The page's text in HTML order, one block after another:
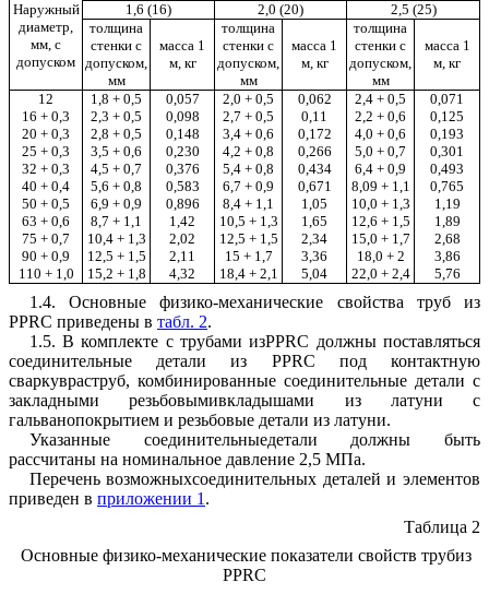
Наружный
диаметр,
мм, с
допуском
1,6 (16)
2,0 (20)
2,5 (25)
толщина
стенки с
допуском,
мм
масса 1
м, кг
толщина
стенки с
допуском,
мм
масса 1
м, кг
толщина
стенки с
допуском,
мм
масса 1
м, кг
12 1,8 + 0,5 0,057 2,0 + 0,5 0,062 2,4 + 0,5
0,071
16 + 0,3
2,3 + 0,5 0,098 2,7 + 0,5 0,11 2,2 + 0,6
0,125
20 + 0,3
2,8 + 0,5 0,148 3,4 + 0,6 0,172 4,0 + 0,6
0,193
25 + 0,3
3,5 + 0,6 0,230 4,2 + 0,8 0,266 5,0 + 0,7
0,301
32 + 0,3
4,5 + 0,7 0,376 5,4 + 0,8 0,434 6,4 + 0,9
0,493
40 + 0,4
5,6 + 0,8 0,583 6,7 + 0,9 0,671 8,09 + 1,1
0,765
50 + 0,5
6,9 + 0,9 0,896 8,4 + 1,1 1,05 10,0 + 1,3
1,19
63 + 0,6
8,7 + 1,1 1,42 10,5 + 1,3 1,65 12,6 + 1,5
1,89
75 + 0,7
10,4 + 1,3 2,02 12,5 + 1,5 2,34 15,0 + 1,7
2,68
90 + 0,9
12,5 + 1,5 2,11 15 + 1,7 3,36 18,0 + 2
3,86
110 + 1,0
15,2 + 1,8 4,32 18,4 + 2,1 5,04 22,0 + 2,4 5,76
1.4. Основные физико-механические свойства труб из
PPRC приведены в табл. 2.
1.5. В комплекте с трубами изPPRC должны поставляться
соединительные детали из PPRC под контактную
сваркувраструб, комбинированные соединительные детали с
закладными резьбовымивкладышами из латуни с
гальванопокрытием и резьбовые детали из латуни.
Указанные соединительныедетали должны быть
рассчитаны на номинальное давление 2,5 МПа.
Перечень возможныхсоединительных деталей и элементов
приведен в приложении 1 .
Таблица 2
Основные физико-механические показатели свойств трубиз
PPRC